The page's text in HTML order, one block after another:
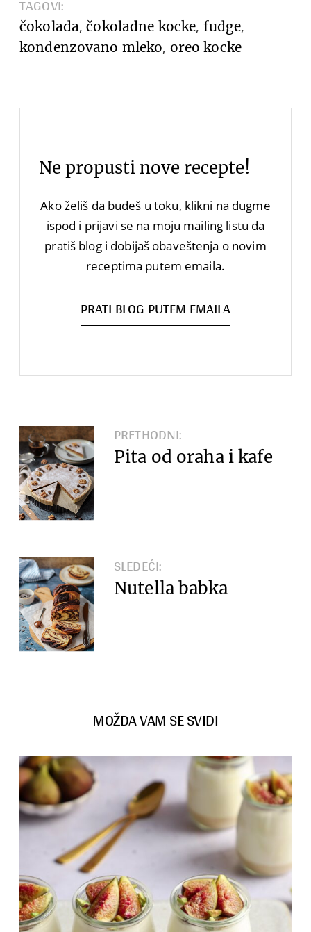
TAGOVI:
čokolada,čokoladne kocke, fudge,
kondenzovano mleko, oreo kocke
Ne propusti nove recepte!
Ako želiš da budeš u toku, klikni na dugme
ispod i prijavi se na moju mailing listu da
pratiš blog i dobijaš obaveštenja o novim
receptima putem emaila.
PRATI BLOG PUTEM EMAILA
PRETHODNI:
Pita od oraha i kafe
SLEDEĆI:
Nutella babka
MOŽDA VAM SE SVIDI